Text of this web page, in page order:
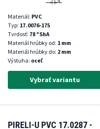
Materiál: PVC
Typ: 17.0076-175
Tvrdosť: 78 °ShA
Materiál hrúbky od: 1 mm
Materiál hrúbky do: 2 mm
Výstuha: oceľ
Vybrať variantu
PIRELI-U PVC 17.0287 -